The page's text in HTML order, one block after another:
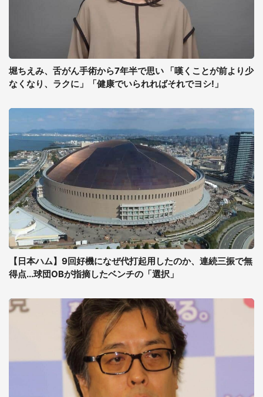
堀ちえみ、舌がん手術から7年半で思い 「嘆くことが前より少
なくなり、ラクに」「健康でいられればそれでヨシ!」
【日本ハム】9回好機になぜ代打起用したのか、連続三振で無
得点...球団OBが指摘したベンチの「選択」